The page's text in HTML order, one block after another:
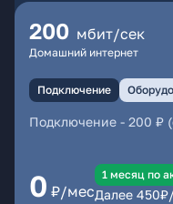
200 мбит/сек
Домашний интернет
Подключение
Подключение - 200 ₽
0 ₽/мес
1 месяц по
Далее 450